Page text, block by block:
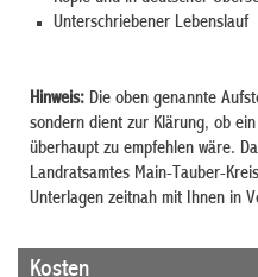
Unterschriebener Lebenslauf
Hinweis: Die oben genannte
sondern dient zur Klärung, ob
überhaupt zu empfehlen wäre.
Landratsamtes Main-Tauber-
Unterlagen zeitnah mit Ihnen in
Kosten